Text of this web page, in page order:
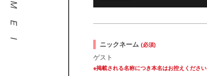
ニックネーム (必須)
ゲスト
※掲載される名称につき本名はお控えください